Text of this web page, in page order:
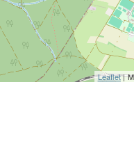
Leaflet|